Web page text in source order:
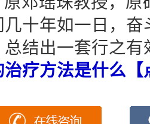
十年如一日，
结出一套行之
疗方法是什么